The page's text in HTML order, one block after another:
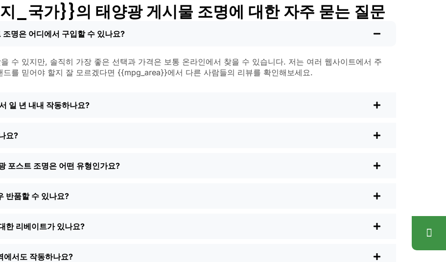
플라스틱을 선택하세요. 제 말을 믿으세요. 저렴한 물건은 {{mpg_area}} 날씨에 견디지 못합니다. 저는
을 뼈저리게 깨달았어요.
는 조명이 비, 눈, 먼지를 견딜 수 있음을 의미합니다. 심지어 우박을 맞고도 흠집 하나 없이 살아남은
니멀한 디자인까지 다양한 디자인이 시중에 나와 있습니다. 집 분위기에 맞는 것을 골라보세요. 어떤 사
앤 매치하기도 합니다.
태양광 포스트 라이트의 종류 {{mpg_area}}
이 넓다는 것은 좋은 일입니다. 어떤 사람들은 설치가 매우 쉬운 올인원 장치를 선택하는데, 설치하기만
정원에 작은 매력을 더하고 싶은 경우에 적합합니다. 심지어 이웃들이 늦은 밤 아지트나 가족 모임을 위
해야 하나요?
른 사람들의 리뷰를 읽고 바로 집으로 배송받을 수 있으니 훨씬 쉬워졌어요. 대부분의 업체는 빠른 배
_국가}}의 태양광 게시물 조명에 대한 자주 묻는 질문
명은 어디에서 구입할 수 있나요?
수 있지만, 솔직히 가장 좋은 선택과 가격은 보통 온라인에서 찾을 수 있습니다. 저는 여러 웹사이트에서 주
를 믿어야 할지 잘 모르겠다면 {{mpg_area}}에서 다른 사람들의 리뷰를 확인해보세요.
일 년 내내 작동하나요?
요?
포스트 조명은 어떤 유형인가요?
반품할 수 있나요?
한 리베이트가 있나요?
에서도 작동하나요?